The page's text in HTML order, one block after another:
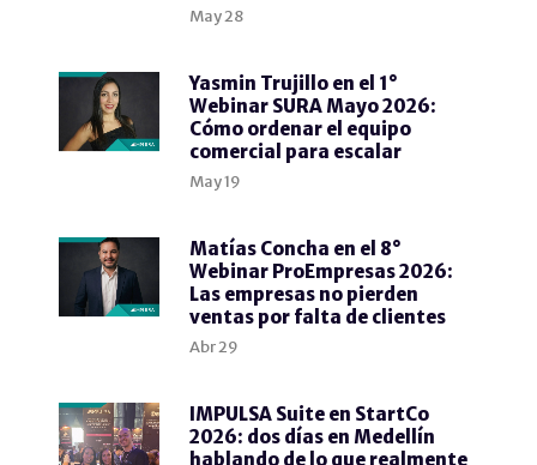
May28
Yasmin Trujillo en el 1°
Webinar SURA Mayo 2026:
Cómo ordenar el equipo
comercial para escalar
May19
Matías Concha en el 8°
Webinar ProEmpresas 2026:
Las empresas no pierden
ventas por falta de clientes
Abr29
IMPULSA Suite en StartCo
2026: dos días en Medellín
hablando de lo que realmente